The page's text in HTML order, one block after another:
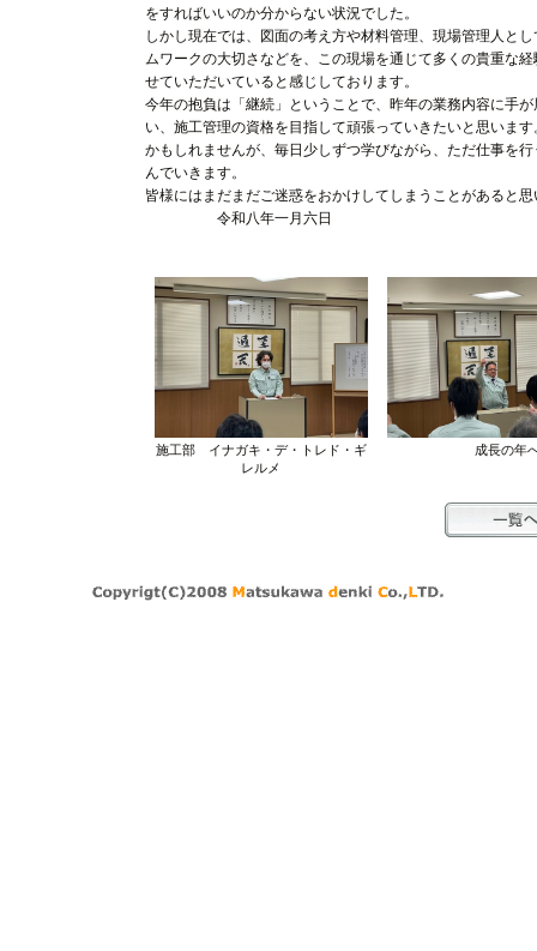
をすればいいのか分からない状況でした。
しかし現在では、図面の考え方や材料管理、現場管理人と
ムワークの大切さなどを、この現場を通じて多くの貴重な
せていただいていると感じしております。
今年の抱負は「継続」ということで、昨年の業務内容に手
い、施工管理の資格を目指して頑張っていきたいと思いま
かもしれませんが、毎日少しずつ学びながら、ただ仕事を
んでいきます。
皆様にはまだまだご迷惑をおかけしてしまうことがあると
令和八年一月六日
施工部 イナガキ・デ・トレド・ギ
レルメ
成長の年へ